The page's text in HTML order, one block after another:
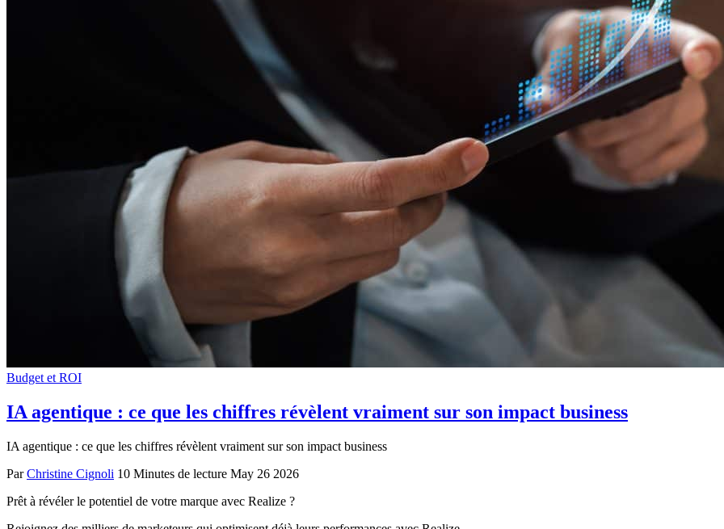
Budget et ROI
IA agentique : ce que les chiffres révèlent vraiment sur son impact business
IA agentique : ce que les chiffres révèlent vraiment sur son impact business
Par Christine Cignoli 10 Minutes de lecture May 26 2026
Prêt à révéler le potentiel de votre marque avec Realize ?